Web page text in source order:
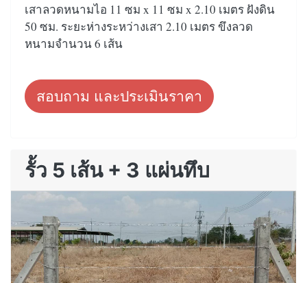
เสาลวดหนามไอ 11 ซม x 11 ซม x 2.10 เมตร ฝังดิน
50 ซม. ระยะห่างระหว่างเสา 2.10 เมตร ขึงลวด
หนามจำนวน 6 เส้น
สอบถาม และประเมินราคา
รั้ว 5 เส้น + 3 แผ่นทึบ